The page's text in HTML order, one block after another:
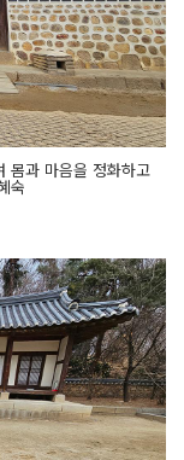
몸과 마음을 정화하고
숙